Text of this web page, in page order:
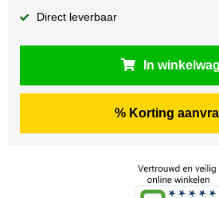
Direct leverbaar
In
% Korting